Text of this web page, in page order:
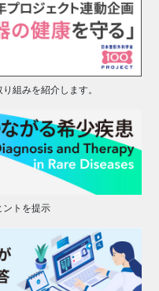
組みを紹介します。
ントを提示